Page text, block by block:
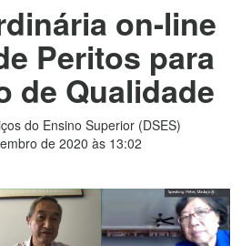
on-line
Peritos para
de Qualidade
do Ensino Superior (DSES)
de 2020 às 13:02